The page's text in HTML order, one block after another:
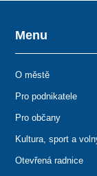
Menu
O městě
Pro podnikatele
Pro občany
Kultura, sport a
Otevřená radnice